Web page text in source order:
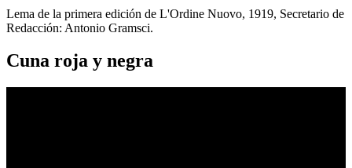
Lema de la primera edición de L'Ordine Nuovo, 1919, Secretario de
Redacción: Antonio Gramsci.
Cuna roja y negra